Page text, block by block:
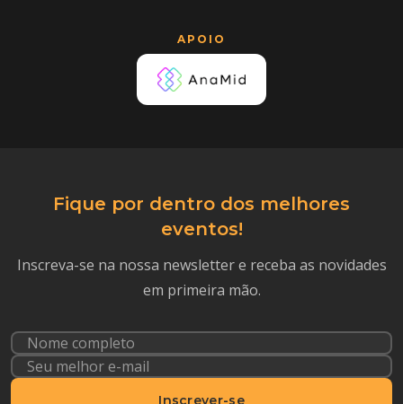
APOIO
Fique por dentro dos melhores
eventos!
Inscreva-se na nossa newsletter e receba as novidades
em primeira mão.
Inscrever-se